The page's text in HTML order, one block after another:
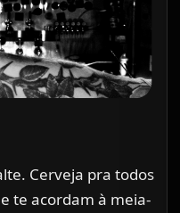
Cerveja pra todos
te acordam à meia-